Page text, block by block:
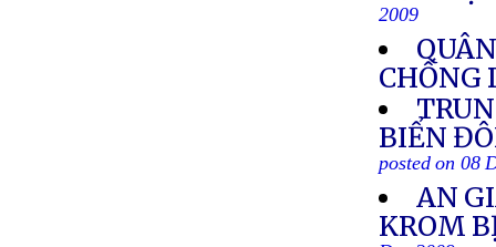
2009
CHỐNG
BIỂN
posted on 08
AN
KROM